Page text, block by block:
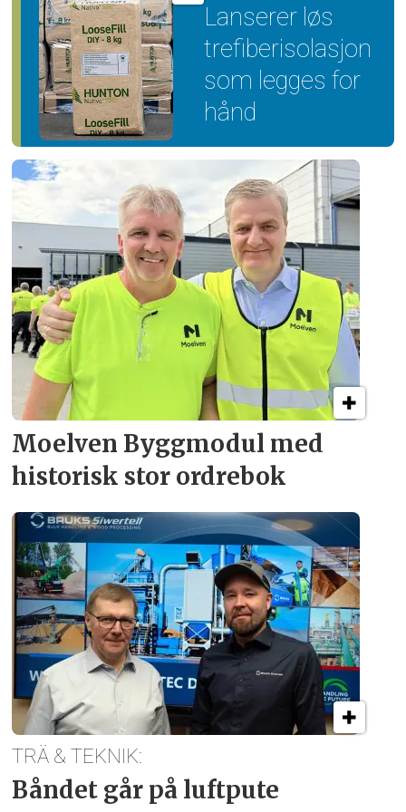
Lanserer løs
trefiber­isolasjon
som legges for
hånd
Moelven Byggmodul med
historisk stor ordrebok
TRÄ & TEKNIK:
Båndet går på luftpute